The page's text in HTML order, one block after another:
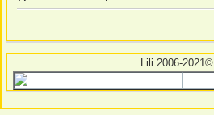
Lili 2006-2021©